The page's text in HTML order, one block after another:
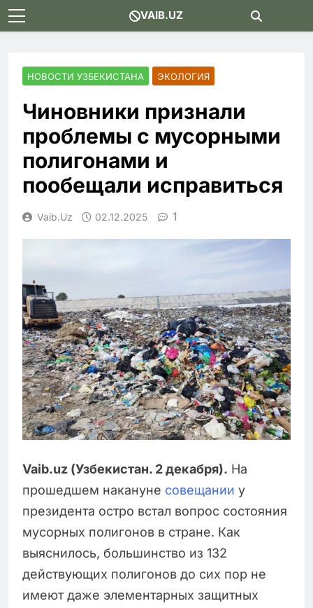
Skip
to
VAIB.UZ
НОВОСТИ УЗБЕКИСТАНА ЭКОЛОГИЯ
Чиновники признали
проблемы с мусорными
полигонами и
пообещали исправиться
Vaib.uz 02.12.2025 1
Vaib.uz (Узбекистан. 2 декабря). На
прошедшем накануне совещании у
президента остро встал вопрос состояния
мусорных полигонов в стране. Как
выяснилось, большинство из 132
действующих полигонов до сих пор не
имеют даже элементарных защитных